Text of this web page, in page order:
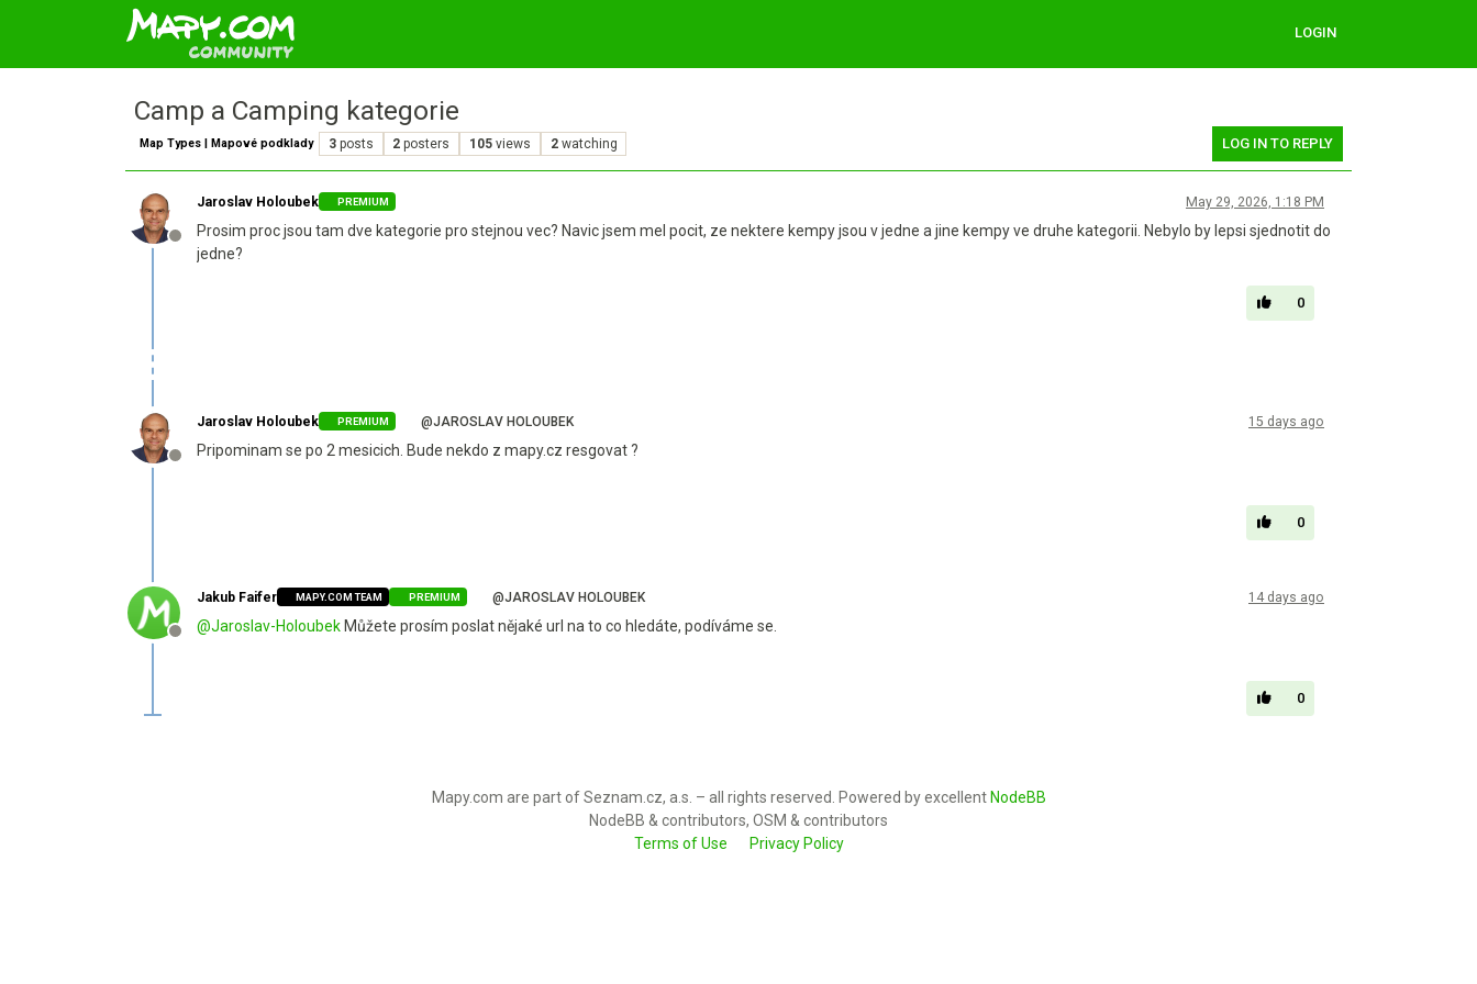
LOGIN
Camp a Camping kategorie
Map Types | Mapové podklady 3 posts 2 posters 105 views 2 watching LOG IN TO REPLY
Offline
Jaroslav Holoubek PREMIUM May 29, 2026, 1:18 PM
Prosim proc jsou tam dve kategorie pro stejnou vec? Navic jsem mel pocit, ze nektere kempy jsou v jedne a jine kempy ve druhe kategorii. Nebylo by lepsi sjednotit do
jedne?
0
Offline
Jaroslav Holoubek PREMIUM @JAROSLAV HOLOUBEK 15 days ago
Pripominam se po 2 mesicich. Bude nekdo z mapy.cz resgovat ?
0
Offline
Jakub Faifer MAPY.COM TEAM PREMIUM @JAROSLAV HOLOUBEK 14 days ago
@Jaroslav-Holoubek Můžete prosím poslat nějaké url na to co hledáte, podíváme se.
0
Mapy.com are part of Seznam.cz, a.s. – all rights reserved. Powered by excellent NodeBB
NodeBB & contributors, OSM & contributors
Terms of Use
Privacy Policy